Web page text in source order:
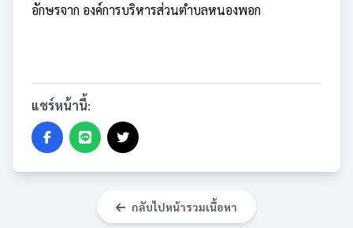
อักษรจาก องค์การบริหารส่วนตำบลหนองพอก
แชร์หน้านี้:
กลับไปหน้ารวมเนื้อหา